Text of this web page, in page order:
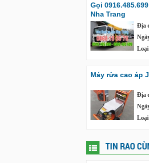
Gọi
Nha Trang
Địa
Máy rửa cao áp
Địa
TIN RAO